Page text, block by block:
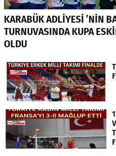
KARABÜK ADLİYESİ ’NİN
TURNUVASINDA KUPA
OLDU